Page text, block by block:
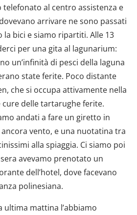
al centro assistenza e
arrivare ne sono passati
la bici e siamo ripartiti. Alle 13
per una gita al lagunarium:
un’infinità di pesci della laguna
state ferite. Poco distante
che si occupa attivamente nella
cure delle tartarughe ferite.
andati a fare un giretto in
ancora vento, e una nuotatina tra
alla spiaggia. Ci siamo poi
avevamo prenotato un
dell’hotel, dove facevano
polinesiana.
ultima mattina l’abbiamo